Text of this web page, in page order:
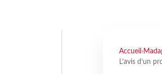
Accueil ›
L’avis d’un